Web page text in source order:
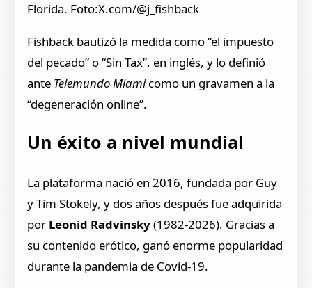
Florida. Foto:X.com/@j_fishback
Fishback bautizó la medida como “el impuesto
del pecado” o “Sin Tax”, en inglés, y lo definió
ante Telemundo Miamicomo un gravamen a la
“degeneración online”.
Un éxito a nivel mundial
La plataforma nació en 2016, fundada por Guy
y Tim Stokely, y dos años después fue adquirida
por Leonid Radvinsky(1982-2026). Gracias a
su contenido erótico, ganó enorme popularidad
durante la pandemia de Covid-19.